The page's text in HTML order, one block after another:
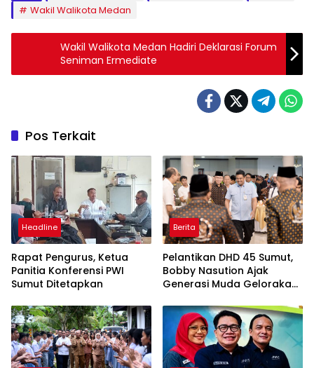
Wakil Walikota Medan
Wakil Walikota Medan Hadiri Deklarasi Forum
Seniman Ermediate
Pos Terkait
Headline
Rapat Pengurus, Ketua
Panitia Konferensi PWI
Sumut Ditetapkan
Berita
Pelantikan DHD 45 Sumut,
Bobby Nasution Ajak
Generasi Muda Gelorakan